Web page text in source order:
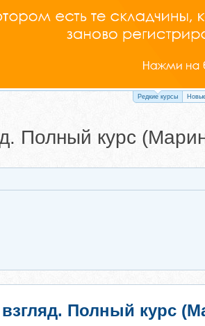
Редкие курсы
Полный курс
Полный курс